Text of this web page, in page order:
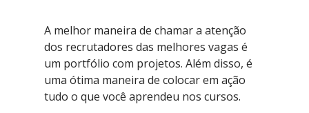
A melhor maneira de chamar a atenção
dos recrutadores das melhores vagas é
um portfólio com projetos. Além disso, é
uma ótima maneira de colocar em ação
tudo o que você aprendeu nos cursos.